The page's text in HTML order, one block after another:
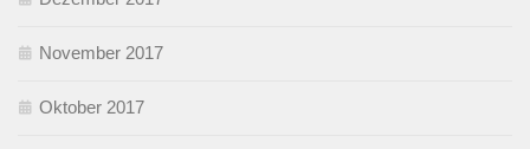
November 2017
Oktober 2017